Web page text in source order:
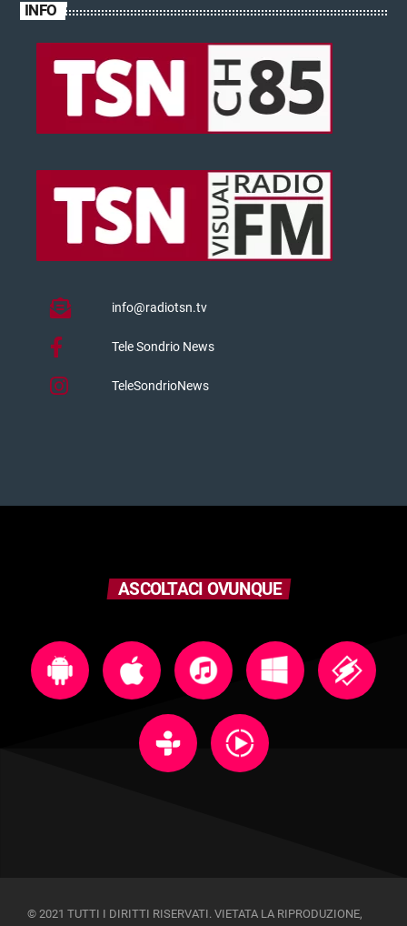
INFO
info@radiotsn.tv
Tele Sondrio News
TeleSondrioNews
ASCOLTACI OVUNQUE
© 2021 TUTTI I DIRITTI RISERVATI. VIETATA LA RIPRODUZIONE,